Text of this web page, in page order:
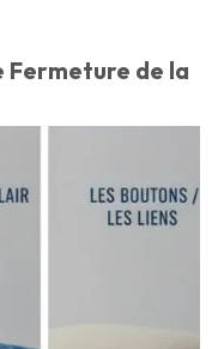
Fermeture de la